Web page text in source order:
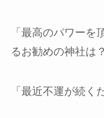
「最高のパワーを
るお勧めの神社は？
「最近不運が続く